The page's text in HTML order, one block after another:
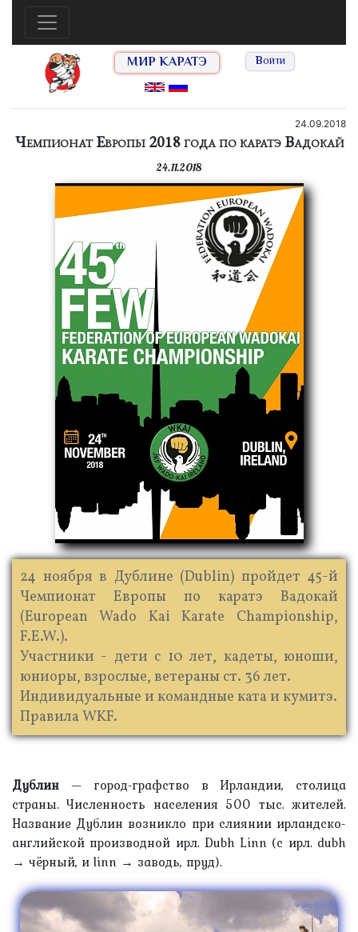
МИР КАРАТЭ Войти
24.09.2018
Чемпионат Европы 2018 года по каратэ Вадокай
24.11.2018
24 ноября в Дублине (Dublin) пройдет 45-й
Чемпионат Европы по каратэ Вадокай
(European Wado Kai Karate Championship,
F.E.W.).
Участники - дети с 10 лет, кадеты, юноши,
юниоры, взрослые, ветераны ст. 36 лет.
Индивидуальные и командные ката и кумитэ.
Правила WKF.
Дублин — город-графство в Ирландии, столица
страны. Численность населения 500 тыс. жителей.
Название Дублин возникло при слиянии ирландско-
английской производной ирл. Dubh Linn (с ирл. dubh
→ чёрный, и linn → заводь, пруд).